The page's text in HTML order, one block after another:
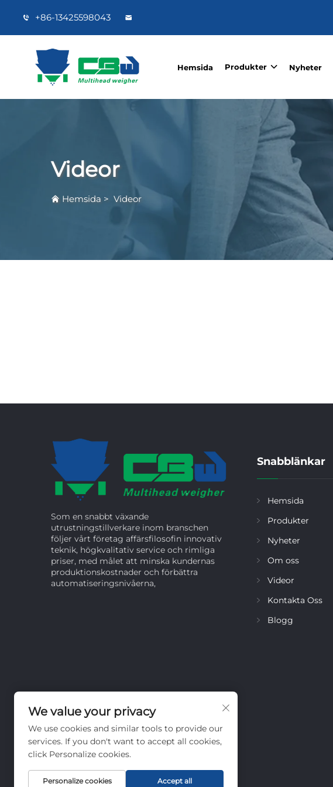
+86-13425598043
Hemsida Produkter Nyheter
Videor
Hemsida > Videor
Som en snabbt växande
utrustningstillverkare inom branschen
följer vårt företag affärsfilosofin innovativ
teknik, högkvalitativ service och rimliga
priser, med målet att minska kundernas
produktionskostnader och förbättra
automatiseringsnivåerna,
Snabblänkar
Hemsida
Produkter
Nyheter
Om oss
Videor
Kontakta Oss
Blogg
We value your privacy
We use cookies and similar tools to provide our
services. If you don't want to accept all cookies,
click Personalize cookies.
Personalize cookies Accept all